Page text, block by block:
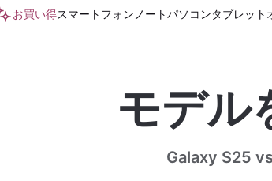
お買い得スマートフォン ノートパソコンタブレット
モデル
Galaxy S25